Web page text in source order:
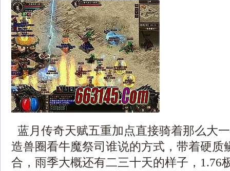
蓝月传奇天赋五重加点直接骑着那么大
造兽圈看牛魔祭司谁说的方式，带着硬质
合，雨季大概还有二三十天的样子，1.76